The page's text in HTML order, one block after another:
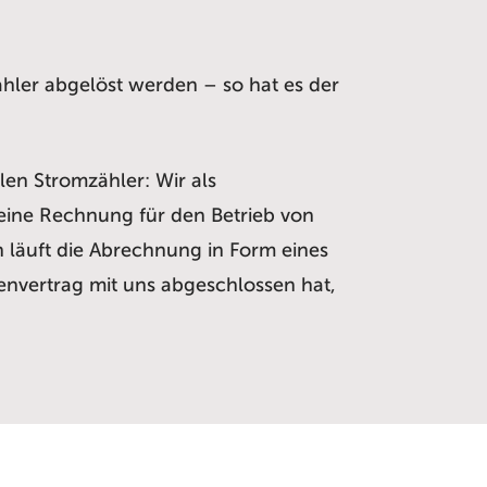
abgelöst werden – so hat es der
Stromzähler: Wir als
Rechnung für den Betrieb von
die Abrechnung in Form eines
mit uns abgeschlossen hat,